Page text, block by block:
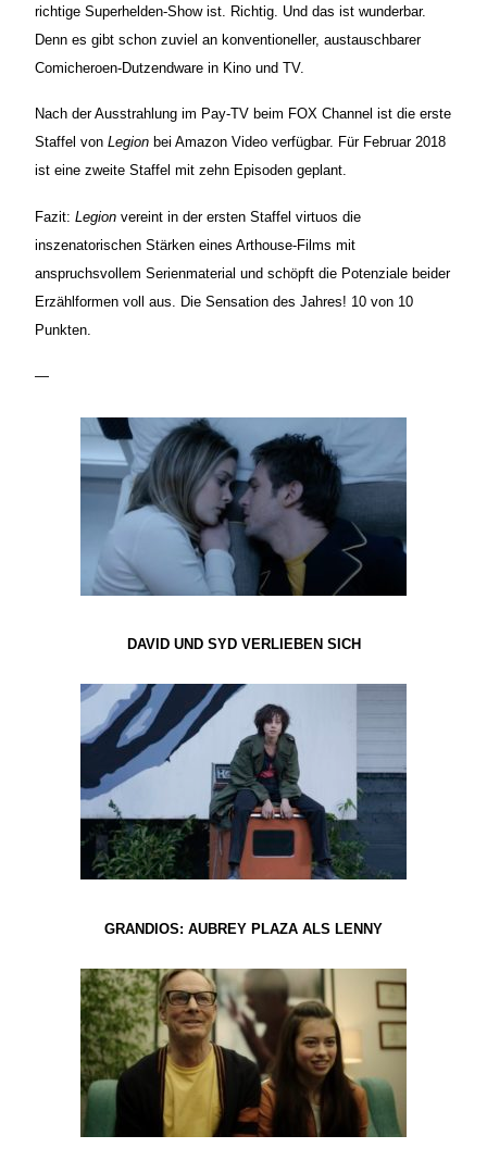
richtige Superhelden-Show ist. Richtig. Und das ist wunderbar.
Denn es gibt schon zuviel an konventioneller, austauschbarer
Comicheroen-Dutzendware in Kino und TV.
Nach der Ausstrahlung im Pay-TV beim FOX Channel ist die erste
Staffel von Legion bei Amazon Video verfügbar. Für Februar 2018
ist eine zweite Staffel mit zehn Episoden geplant.
Fazit: Legion vereint in der ersten Staffel virtuos die
inszenatorischen Stärken eines Arthouse-Films mit
anspruchsvollem Serienmaterial und schöpft die Potenziale beider
Erzählformen voll aus. Die Sensation des Jahres! 10 von 10
Punkten.
—
DAVID UND SYD VERLIEBEN SICH
GRANDIOS: AUBREY PLAZA ALS LENNY